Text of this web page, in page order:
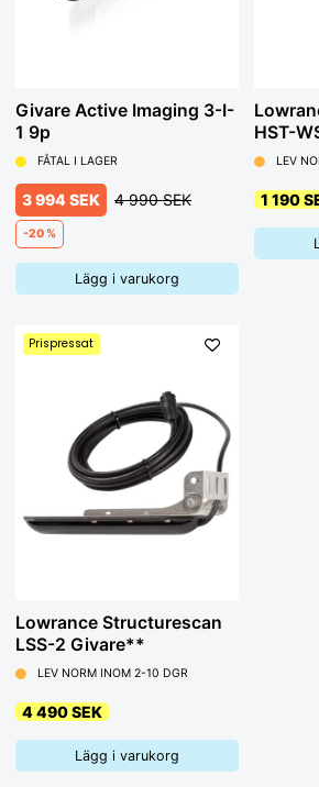
Givare Active Imaging 3-I-
1 9p
FÅTAL I LAGER
3 994 SEK 4 990 SEK
-20 %
Lägg i varukorg
HST-
LEV
1 190
Prispressat
Lowrance Structurescan
LSS-2 Givare**
LEV NORM INOM 2-10 DGR
4 490 SEK
Lägg i varukorg